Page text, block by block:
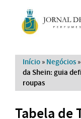
Início » Negócios »
da Shein: guia
roupas
Tabela de